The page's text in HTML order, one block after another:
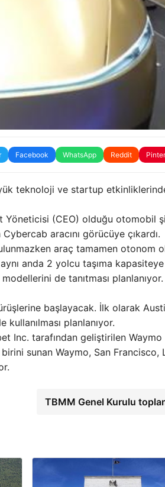
Facebook WhatsApp Reddit
teknoloji ve startup
Yöneticisi (CEO) olduğu otomobil
aracını görücüye çıkardı.
araç tamamen otonom
anda 2 yolcu taşıma
de tanıtması planlanıyor.
başlayacak. İlk olarak
planlanıyor.
Inc. tarafından geliştirilen
sunan Waymo, San Francisco,
TBMM Genel Kurulu